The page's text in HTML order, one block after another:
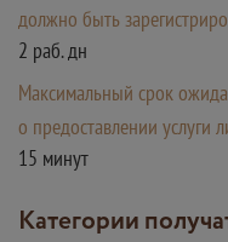
должно быть
2 раб. дн
Максимальный срок
о предоставлении услуги
15 минут
Категории